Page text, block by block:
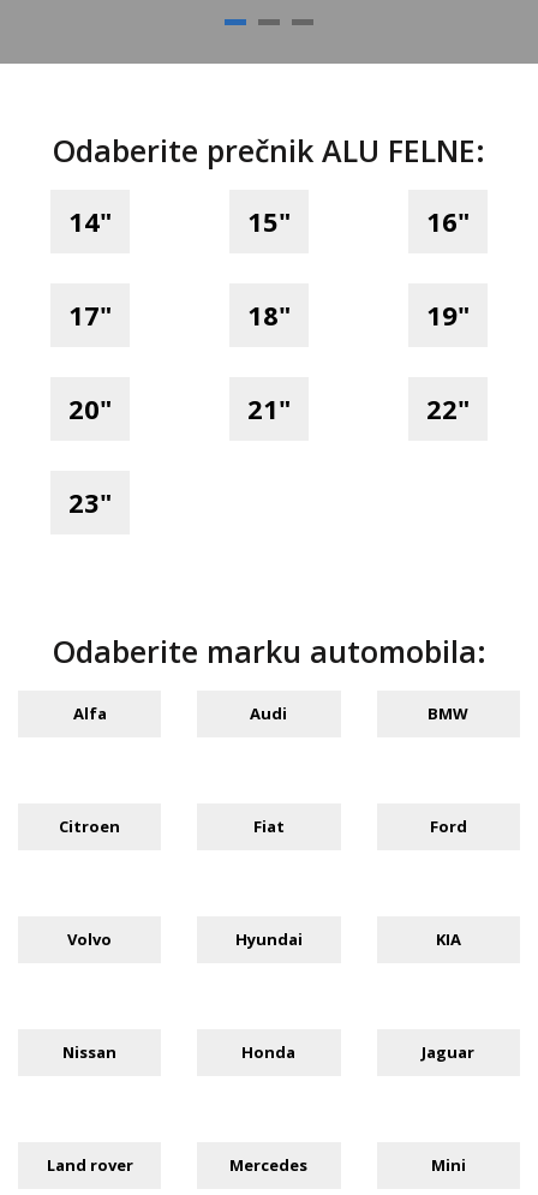
Odaberite prečnik ALU FELNE:
14" 15" 16"
17" 18" 19"
20" 21" 22"
23"
Odaberite marku automobila:
Alfa Audi BMW
Citroen Fiat Ford
Volvo Hyundai KIA
Nissan Honda Jaguar
Land rover Mercedes Mini